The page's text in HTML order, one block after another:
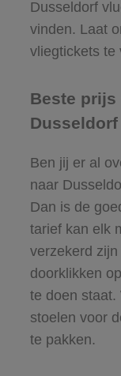
Dusseldorf
vinden. Laat
vliegtickets te
Beste prijs
Ben jij er al
naar
Dan is de
tarief kan elk
verzekerd
doorklikken
te doen staat.
stoelen voor
te pakken.